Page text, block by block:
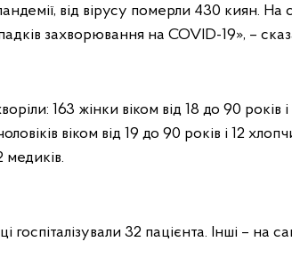
від вірусу померли 430 киян. На
захворювання на COVID-19», –
163 жінки віком від 18 до 90 років
віком від 19 до 90 років і 12
медиків.
госпіталізували 32 пацієнта. Інші – на